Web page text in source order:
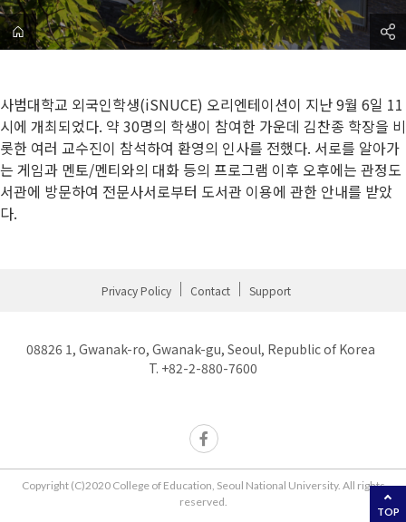
사범대학교 외국인학생(iSNUCE) 오리엔테이션이 지난 9월 6일 11
시에 개최되었다. 약 30명의 학생이 참여한 가운데 김찬종 학장을 비
롯한 여러 교수진이 참석하여 환영의 인사를 전했다. 서로를 알아가
는 게임과 멘토/멘티와의 대화 등의 프로그램 이후 오후에는 관정도
서관에 방문하여 전문사서로부터 도서관 이용에 관한 안내를 받았
다.
TOP
Privacy Policy Contact Support
08826 1, Gwanak-ro, Gwanak-gu, Seoul, Republic of Korea
T. +82-2-880-7600
Copyright (C)2020 College of Education, Seoul National University. All rights
reserved.